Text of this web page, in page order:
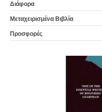
Διάφορα
Μεταχειρισμένα Βιβλία
Προσφορές